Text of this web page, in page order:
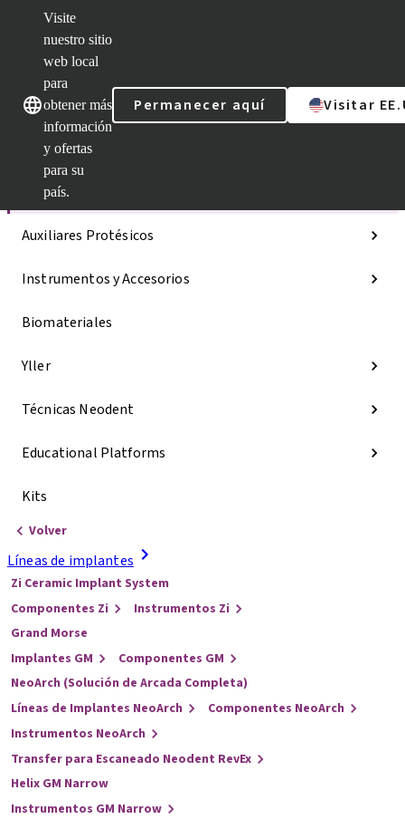
Visite
nuestro sitio
web local
para
obtener más
información
y ofertas
para su
país.
Permanecer aquí Visitar
Categorías
Líneas de implantes
Auxiliares Protésicos
Instrumentos y Accesorios
Biomateriales
Yller
Técnicas Neodent
Educational Platforms
Kits
Volver
Líneas de implantes
Zi Ceramic Implant System
Componentes Zi
Instrumentos Zi
Grand Morse
Implantes GM
Componentes GM
NeoArch (Solución de Arcada Completa)
Líneas de Implantes NeoArch
Componentes NeoArch
Instrumentos NeoArch
Transfer para Escaneado Neodent RevEx
Helix GM Narrow
Instrumentos GM Narrow